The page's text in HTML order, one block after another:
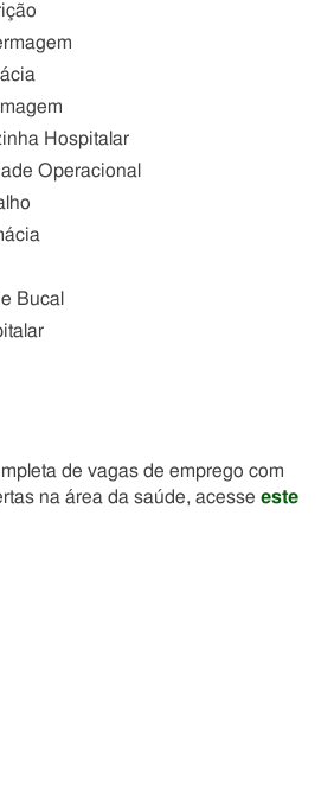
Hospitalar
Operacional
Bucal
de vagas de emprego com
na área da saúde, acesse este